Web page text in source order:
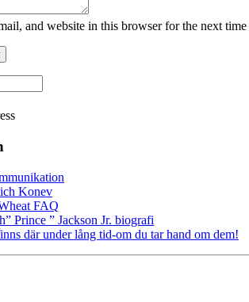
and website in this browser for the next
Konev
FAQ
Prince ” Jackson Jr. biografi
där under lång tid-om du tar hand om dem!